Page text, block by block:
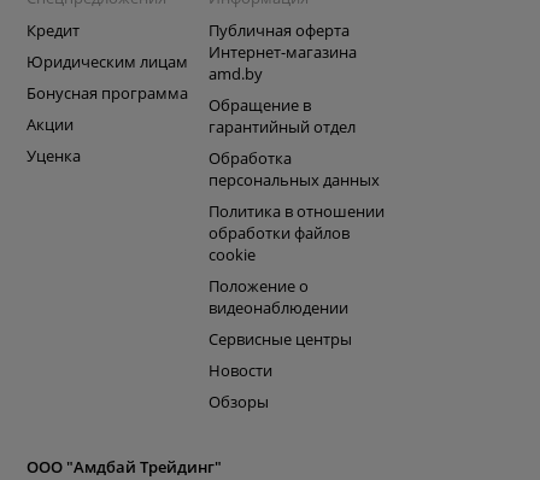
Кредит
Юридическим лицам
Бонусная программа
Акции
Уценка
Публичная оферта
Интернет-магазина
amd.by
Обращение в
гарантийный отдел
Обработка
персональных данных
Политика в отношении
обработки файлов
cookie
Положение о
видеонаблюдении
Сервисные центры
Новости
Обзоры
ООО "Амдбай Трейдинг"